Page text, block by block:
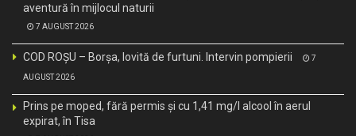
aventură în mijlocul naturii
7 AUGUST 2026
COD ROȘU – Borșa, lovită de furtuni. Intervin pompierii 7
AUGUST 2026
Prins pe moped, fără permis și cu 1,41 mg/l alcool în aerul
expirat, în Tisa